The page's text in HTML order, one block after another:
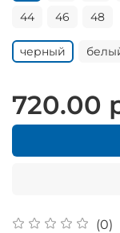
(0)
44
46 48
черный
720.00